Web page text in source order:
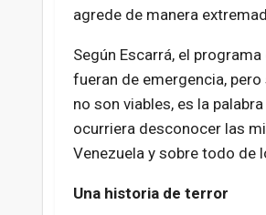
agrede de manera
Según Escarrá, el
fueran de emergencia,
no son viables, es la
ocurriera desconocer las
Venezuela y sobre todo de
Una historia de terror